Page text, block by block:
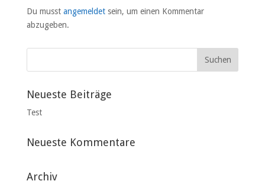
Du musst angemeldetsein, um einen Kommentar
abzugeben.
Neueste Beiträge
Test
Neueste Kommentare
Archiv